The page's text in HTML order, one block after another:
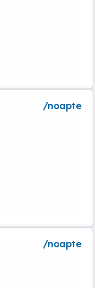
/noapte
/noapte